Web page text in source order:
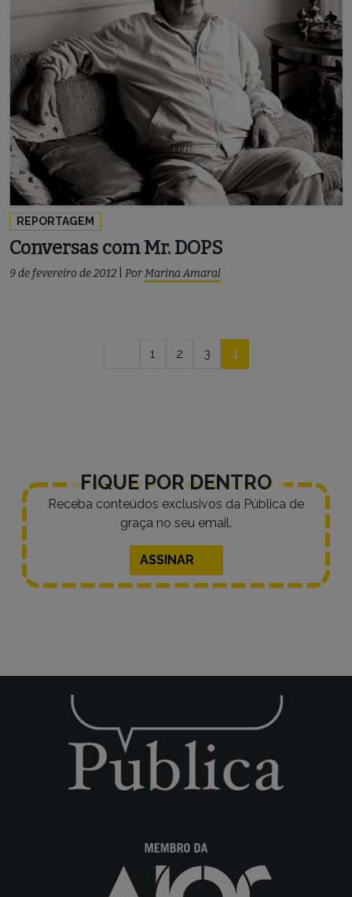
REPORTAGEM
Conversas com Mr. DOPS
9 de fevereiro de 2012 PorMarina Amaral
1 2 3 4
FIQUE POR DENTRO
Receba conteúdos exclusivos da Pública de
graça no seu email.
ASSINAR